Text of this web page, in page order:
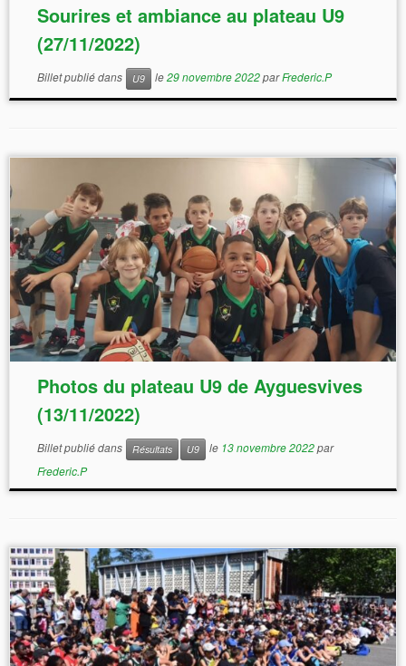
Sourires et ambiance au plateau U9
(27/11/2022)
Billet publié dans U9 le29 novembre 2022parFrederic.P
Photos du plateau U9 de Ayguesvives
(13/11/2022)
Billet publié dans Résultats U9 le 13 novembre 2022par
Frederic.P